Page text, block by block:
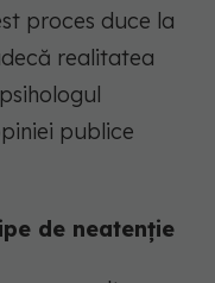
proces duce la
realitatea
publice
de neatenție